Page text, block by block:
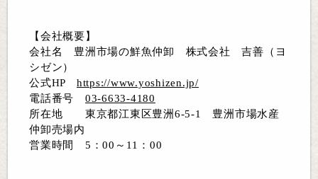
【会社概要】
会社名 豊洲市場の鮮魚仲卸 株式会社 吉善（ヨ
シゼン）
公式HP https://www.yoshizen.jp/
電話番号 03-6633-4180
所在地 東京都江東区豊洲6-5-1 豊洲市場水産
仲卸売場内
営業時間 5：00～11：00